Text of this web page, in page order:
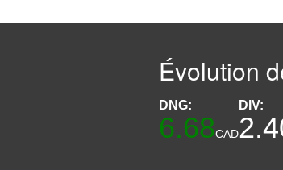
Évolution
DNG:
6.68CAD
DIV: